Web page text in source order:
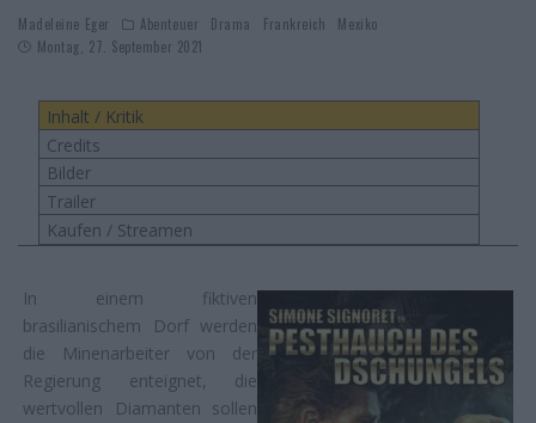
Madeleine Eger Abenteuer Drama Frankreich
Mexiko
Montag, 27. September 2021
Inhalt / Kritik
Credits
Bilder
Trailer
Kaufen / Streamen
In einem fiktiven
brasilianischem Dorf werden
die Minenarbeiter von der
Regierung enteignet, die
wertvollen Diamanten sollen